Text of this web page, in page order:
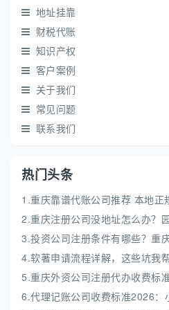
地址挂靠
财税代账
知识产权
客户案例
关于我们
常见问题
联系我们
热门头条
1.重庆靠谱代账公司推荐 本地正
2.重庆注册公司没地址怎么办？
3.投资公司注册条件有哪些？重
4.软著申请流程详解，这些坑我
5.重庆外资公司注册代办收费标